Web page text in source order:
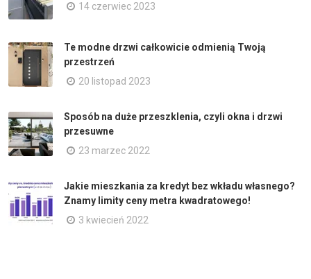
14 czerwiec 2023
Te modne drzwi całkowicie odmienią Twoją
przestrzeń
20 listopad 2023
Sposób na duże przeszklenia, czyli okna i drzwi
przesuwne
23 marzec 2022
Jakie mieszkania za kredyt bez wkładu własnego?
Znamy limity ceny metra kwadratowego!
3 kwiecień 2022